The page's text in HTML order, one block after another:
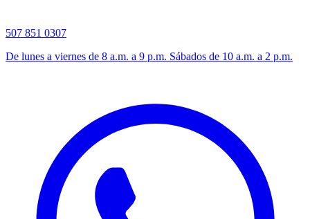
507 851 0307
De lunes a viernes de 8 a.m. a 9 p.m. Sábados de 10 a.m. a 2 p.m.